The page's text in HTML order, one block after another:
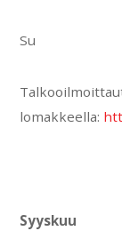
Su
lomakkeella: